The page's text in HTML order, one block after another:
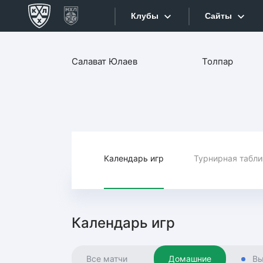
Клубы
Конференция «Запад»
Торпедо
Динамо Мн
Динамо М
Сайты
Сайты
Текстовые
Салават Юлаев Толпар
Календарь игр Турнирная
Календарь игр
Все матчи Домашние